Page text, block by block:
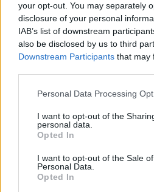
your opt-out. You may separately
disclosure of your personal
IAB’s list of downstream
also be disclosed by us to third
Downstream Participants that may
Please note that this website/app
not limited to your visit or usage
grant or deny consent to Google
use your data for below specified
consent section.
Personal Data Processing
I want to opt-out of the
personal data.
Opted In
I want to opt-out of the Sale
Personal Data.
Opted In
Staff